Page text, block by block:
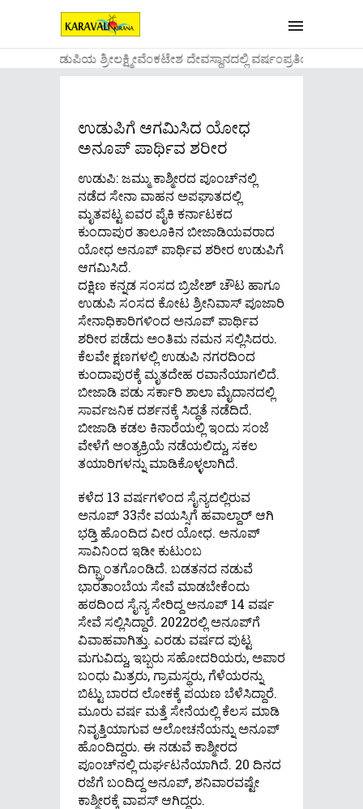
....ಉಡುಪಿಯ ಶ್ರೀಲಕ್ಷ್ಮೀವೆ೦ಕಟೇಶ ದೇವಸ್ಥಾನದಲ್ಲಿ ವರ್ಷ೦ಪ್ರತಿಯ
ಉಡುಪಿಗೆ ಆಗಮಿಸಿದ ಯೋಧ
ಅನೂಪ್ ಪಾರ್ಥಿವ ಶರೀರ
ಉಡುಪಿ: ಜಮ್ಮು ಕಾಶ್ಮೀರದ ಪೂಂಚ್‌ನಲ್ಲಿ
ನಡೆದ ಸೇನಾ ವಾಹನ ಅಪಘಾತದಲ್ಲಿ
ಮೃತಪಟ್ಟ ಐವರ ಪೈಕಿ ಕರ್ನಾಟಕದ
ಕುಂದಾಪುರ ತಾಲೂಕಿನ ಬೀಜಾಡಿಯವರಾದ
ಯೋಧ ಅನೂಪ್ ಪಾರ್ಥಿವ ಶರೀರ ಉಡುಪಿಗೆ
ಆಗಮಿಸಿದೆ.
ದಕ್ಷಿಣ ಕನ್ನಡ ಸಂಸದ ಬ್ರಿಜೇಶ್ ಚೌಟ ಹಾಗೂ
ಉಡುಪಿ ಸಂಸದ ಕೋಟ ಶ್ರೀನಿವಾಸ್ ಪೂಜಾರಿ
ಸೇನಾಧಿಕಾರಿಗಳಿಂದ ಅನೂಪ್ ಪಾರ್ಥಿವ
ಶರೀರ ಪಡೆದು ಅಂತಿಮ ನಮನ ಸಲ್ಲಿಸಿದರು.
ಕೆಲವೇ ಕ್ಷಣಗಳಲ್ಲಿ ಉಡುಪಿ ನಗರದಿಂದ
ಕುಂದಾಪುರಕ್ಕೆ ಮೃತದೇಹ ರವಾನೆಯಾಗಲಿದೆ.
ಬೀಜಾಡಿ ಪಡು ಸರ್ಕಾರಿ ಶಾಲಾ ಮೈದಾನದಲ್ಲಿ
ಸಾರ್ವಜನಿಕ ದರ್ಶನಕ್ಕೆ ಸಿದ್ಧತೆ ನಡೆದಿದೆ.
ಬೀಜಾಡಿ ಕಡಲ ಕಿನಾರೆಯಲ್ಲಿ ಇಂದು ಸಂಜೆ
ವೇಳೆಗೆ ಅಂತ್ಯಕ್ರಿಯೆ ನಡೆಯಲಿದ್ದು, ಸಕಲ
ತಯಾರಿಗಳನ್ನು ಮಾಡಿಕೊಳ್ಳಲಾಗಿದೆ.
ಕಳೆದ 13 ವರ್ಷಗಳಿಂದ ಸೈನ್ಯದಲ್ಲಿರುವ
ಅನೂಪ್ 33ನೇ ವಯಸ್ಸಿಗೆ ಹವಾಲ್ದಾರ್ ಆಗಿ
ಭಡ್ತಿ ಹೊಂದಿದ ವೀರ ಯೋಧ. ಅನೂಪ್
ಸಾವಿನಿಂದ ಇಡೀ ಕುಟುಂಬ
ದಿಗ್ಬ್ರಾಂತಗೊಂಡಿದೆ. ಬಡತನದ ನಡುವೆ
ಭಾರತಾಂಬೆಯ ಸೇವೆ ಮಾಡಬೇಕೆಂದು
ಹಠದಿಂದ ಸೈನ್ಯ ಸೇರಿದ್ದ ಅನೂಪ್ 14 ವರ್ಷ
ಸೇವೆ ಸಲ್ಲಿಸಿದ್ದಾರೆ. 2022ರಲ್ಲಿ ಅನೂಪ್‌ಗೆ
ವಿವಾಹವಾಗಿತ್ತು. ಎರಡು ವರ್ಷದ ಪುಟ್ಟ
ಮಗುವಿದ್ದು, ಇಬ್ಬರು ಸಹೋದರಿಯರು, ಅಪಾರ
ಬಂಧು ಮಿತ್ರರು, ಗ್ರಾಮಸ್ಥರು, ಗೆಳೆಯರನ್ನು
ಬಿಟ್ಟು ಬಾರದ ಲೋಕಕ್ಕೆ ಪಯಣ ಬೆಳೆಸಿದ್ದಾರೆ.
ಮೂರು ವರ್ಷ ಮತ್ತೆ ಸೇನೆಯಲ್ಲಿ ಕೆಲಸ ಮಾಡಿ
ನಿವೃತ್ತಿಯಾಗುವ ಆಲೋಚನೆಯನ್ನು ಅನೂಪ್
ಹೊಂದಿದ್ದರು. ಈ ನಡುವೆ ಕಾಶ್ಮೀರದ
ಪೂಂಚ್‌ನಲ್ಲಿ ದುರ್ಘಟನೆಯಾಗಿದೆ. 20 ದಿನದ
ರಜೆಗೆ ಬಂದಿದ್ದ ಅನೂಪ್, ಶನಿವಾರವಷ್ಟೇ
ಕಾಶ್ಮೀರಕ್ಕೆ ವಾಪಸ್ ಆಗಿದ್ದರು.